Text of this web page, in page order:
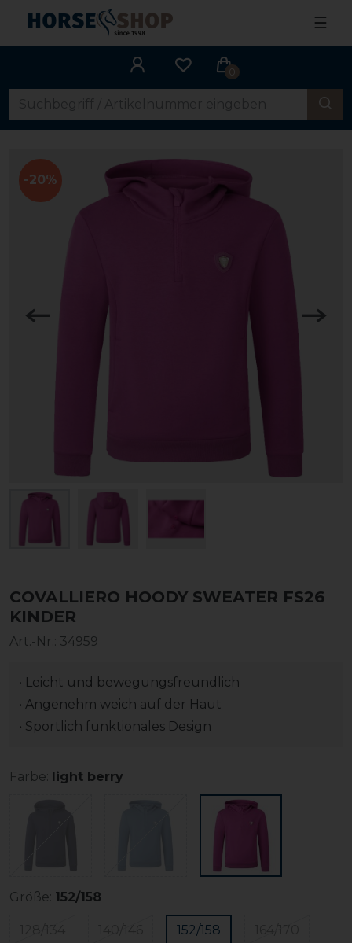
☰
0
-20%
COVALLIERO HOODY SWEATER FS26
KINDER
Art.-Nr.: 34959
• Leicht und bewegungsfreundlich
• Angenehm weich auf der Haut
• Sportlich funktionales Design
Farbe: light berry
Größe: 152/158
152/158